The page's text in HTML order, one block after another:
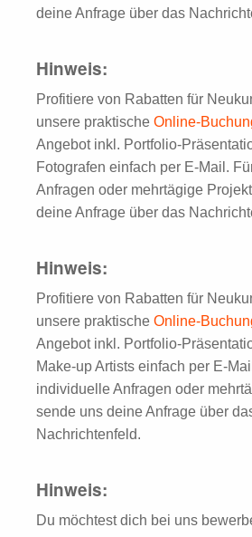
deine Anfrage über das
Hinweis:
Profitiere von Rabatten für
unsere praktische Online-
Angebot inkl. Portfolio-
Fotografen einfach per E-Mail.
Anfragen oder mehrtägige
deine Anfrage über das
Hinweis:
Profitiere von Rabatten für
unsere praktische Online-
Angebot inkl. Portfolio-
Make-up Artists einfach per E-
individuelle Anfragen oder
sende uns deine Anfrage über
Nachrichtenfeld.
Hinweis:
Du möchtest dich bei uns